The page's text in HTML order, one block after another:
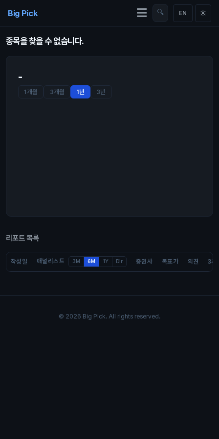
Big Pick ☰ 🔍 EN ☀
종목을 찾을 수 없습니다.
-
1개월 3개월 1년 3년
리포트 목록
작성일 애널리스트 3M 6M 1Y Dir 증권사 목표가 의견 3개
© 2026 Big Pick. All rights reserved.